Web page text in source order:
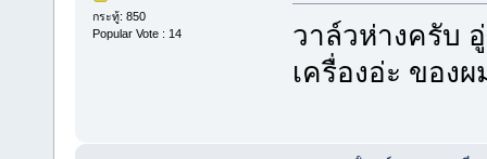
กระทู้: 850
Popular Vote : 14
วาล์วห่างครับ
เครื่องอ่ะ ของ